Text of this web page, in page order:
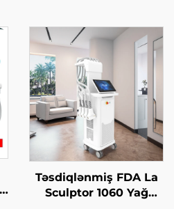
Təsdiqlənmiş FDA La
Sculptor 1060 Yağ